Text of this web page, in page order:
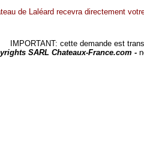
de Laléard recevra directement
IMPORTANT: cette demande est
SARL Chateaux-France.com -